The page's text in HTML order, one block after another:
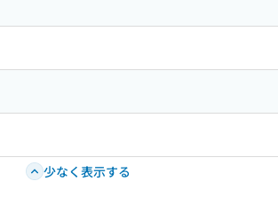
少なく表示する